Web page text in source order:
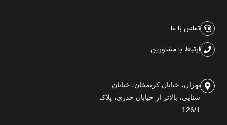
تماس با ما
ارتباط با مشاورین
تهران، خیابان کریمخان، خیابان
سنایی، بالاتر از خیابان خدری، پلاک
126/1